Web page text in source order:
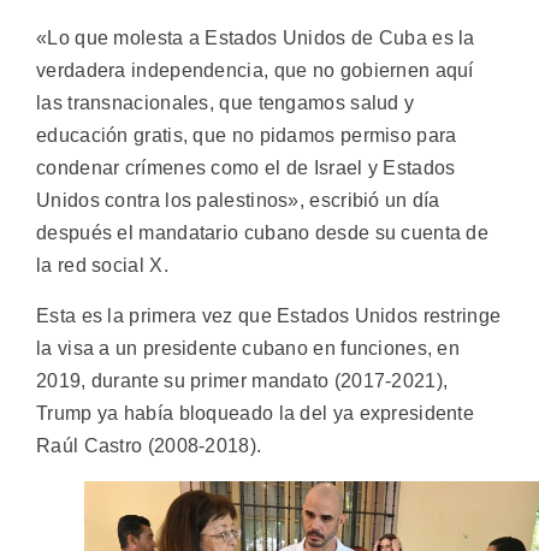
«Lo que molesta a Estados Unidos de Cuba es la
verdadera independencia, que no gobiernen aquí
las transnacionales, que tengamos salud y
educación gratis, que no pidamos permiso para
condenar crímenes como el de Israel y Estados
Unidos contra los palestinos», escribió un día
después el mandatario cubano desde su cuenta de
la red social X.
Esta es la primera vez que Estados Unidos restringe
la visa a un presidente cubano en funciones, en
2019, durante su primer mandato (2017-2021),
Trump ya había bloqueado la del ya expresidente
Raúl Castro (2008-2018).